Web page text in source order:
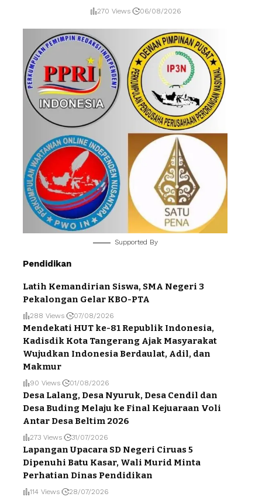
270 Views 06/08/2026
Supported By
Pendidikan
Latih Kemandirian Siswa, SMA Negeri 3
Pekalongan Gelar KBO-PTA
288 Views 07/08/2026
Mendekati HUT ke-81 Republik Indonesia,
Kadisdik Kota Tangerang Ajak Masyarakat
Wujudkan Indonesia Berdaulat, Adil, dan
Makmur
90 Views 01/08/2026
Desa Lalang, Desa Nyuruk, Desa Cendil dan
Desa Buding Melaju ke Final Kejuaraan Voli
Antar Desa Beltim 2026
273 Views 31/07/2026
Lapangan Upacara SD Negeri Ciruas 5
Dipenuhi Batu Kasar, Wali Murid Minta
Perhatian Dinas Pendidikan
114 Views 28/07/2026